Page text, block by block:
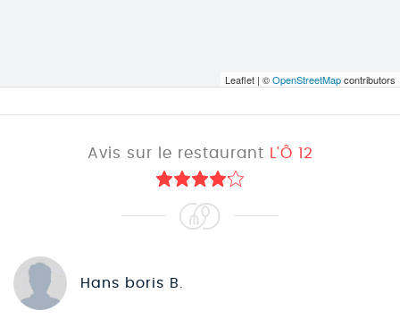
Leaflet | ©OpenStreetMapcontributors
Avis sur le restaurant L'Ô 12
Hans boris B.